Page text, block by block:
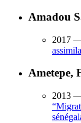
Amadou
2017
Ametepe,
2013 —
“